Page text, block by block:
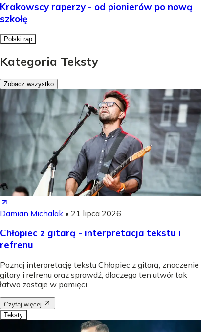
Krakowscy raperzy - od pionierów po nową
szkołę
Polski rap
Kategoria Teksty
Zobacz wszystko
Damian Michalak • 21 lipca 2026
Chłopiec z gitarą - interpretacja tekstu i
refrenu
Poznaj interpretację tekstu Chłopiec z gitarą, znaczenie
gitary i refrenu oraz sprawdź, dlaczego ten utwór tak
łatwo zostaje w pamięci.
Czytaj więcej
Teksty